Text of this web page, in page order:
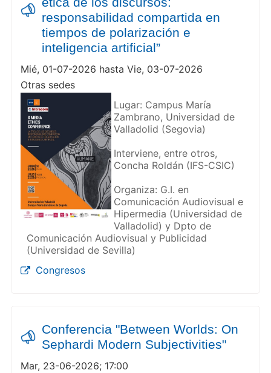
responsabilidad compartida en
tiempos de polarización e
inteligencia artificial”
Mié, 01-07-2026 hasta Vie, 03-07-2026
Otras sedes
Lugar: Campus María
Zambrano, Universidad de
Valladolid (Segovia)
Interviene, entre otros,
Concha Roldán (IFS-CSIC)
Organiza: G.I. en
Comunicación Audiovisual e
Hipermedia (Universidad de
Valladolid) y Dpto de
Comunicación Audiovisual y Publicidad
(Universidad de Sevilla)
Congresos
Conferencia "Between Worlds: On
Sephardi Modern Subjectivities"
Mar, 23-06-2026; 17:00